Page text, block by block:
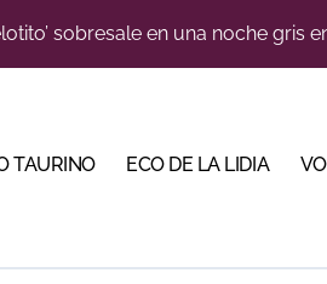
cuadro de honor de las
TAURINO ECO DE LA LIDIA